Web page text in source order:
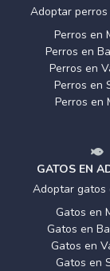
Adoptar perros
Perros en
Perros en
Perros en
Perros en
Perros en
GATOS EN
Adoptar gatos
Gatos en
Gatos en
Gatos en
Gatos en